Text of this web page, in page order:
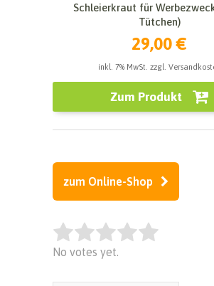
Schleierkraut für
Tütchen)
29,00 €
inkl. 7% MwSt. zzgl.
Zum Produkt
zum Online-Shop
Rate this item:
No votes yet.